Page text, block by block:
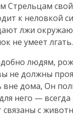
Стрельцам
к неловкой
лжи
не умеет лгать.
людям,
не должны
вне дома, Он
него —
связаны с